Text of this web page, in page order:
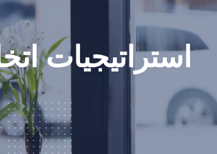
استراتيجيات